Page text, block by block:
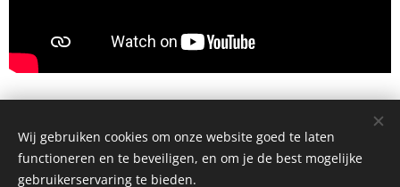
Wij gebruiken cookies om onze website goed te laten
functioneren en te beveiligen, en om je de best mogelijke
gebruikerservaring te bieden.